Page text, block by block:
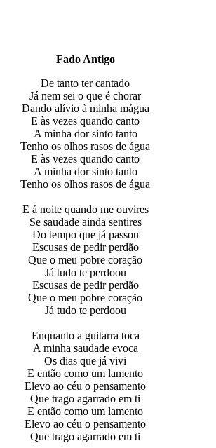
Fado Antigo
De tanto ter cantado
Já nem sei o que é chorar
Dando alívio à minha mágua
E às vezes quando canto
A minha dor sinto tanto
Tenho os olhos rasos de água
E às vezes quando canto
A minha dor sinto tanto
Tenho os olhos rasos de água
E á noite quando me ouvires
Se saudade ainda sentires
Do tempo que já passou
Escusas de pedir perdão
Que o meu pobre coração
Já tudo te perdoou
Escusas de pedir perdão
Que o meu pobre coração
Já tudo te perdoou
Enquanto a guitarra toca
A minha saudade evoca
Os dias que já vivi
E então como um lamento
Elevo ao céu o pensamento
Que trago agarrado em ti
E então como um lamento
Elevo ao céu o pensamento
Que trago agarrado em ti